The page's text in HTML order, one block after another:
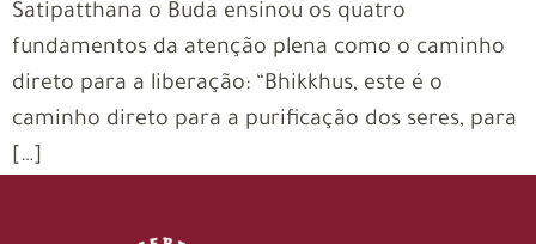
Satipatthana o Buda ensinou os quatro
fundamentos da atenção plena como o caminho
direto para a liberação: “Bhikkhus, este é o
caminho direto para a purificação dos seres, para
[…]